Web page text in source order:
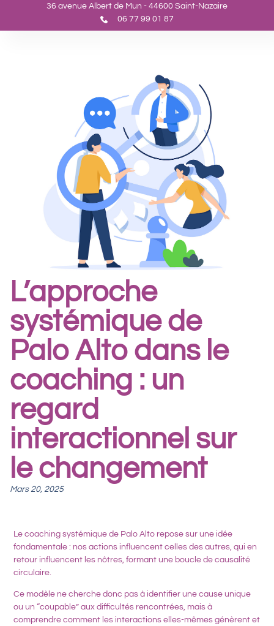
36 avenue Albert de Mun - 44600 Saint-Nazaire
06 77 99 01 87
L’approche
systémique de
Palo Alto dans le
coaching : un
regard
interactionnel sur
le changement
Mars 20, 2025
Le coaching systémique de Palo Alto repose sur une idée
fondamentale : nos actions influencent celles des autres, qui en
retour influencent les nôtres, formant une boucle de causalité
circulaire
Ce modèle ne cherche donc pas à identifier une cause unique
ou un “coupable” aux difficultés rencontrées, mais à
comprendre comment les interactions elles-mêmes génèrent et